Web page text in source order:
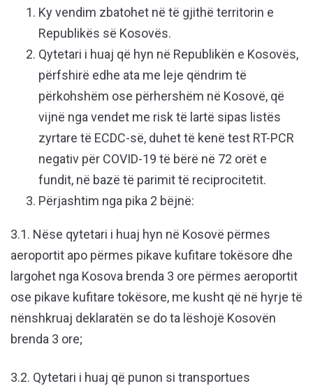
Ky vendim zbatohet në të gjithë territorin e
Republikës së Kosovës.
Qytetari i huaj që hyn në Republikën e Kosovës,
përfshirë edhe ata me leje qëndrim të
përkohshëm ose përhershëm në Kosovë, që
vijnë nga vendet me risk të lartë sipas listës
zyrtare të ECDC-së, duhet­ të kenë test RT-PCR
negativ për COVID-19 të bërë në 72 orët e
fundit, në bazë të parimit të reciprocitetit.
Përjashtim nga pika 2 bëjnë:
3.1. Nëse qytetari i huaj hyn në Kosovë përmes
aeroportit apo përmes pikave kufitare tokësore dhe
largohet nga Kosova brenda 3 ore përmes aeroportit
ose pikave kufitare tokësore, me kusht që në hyrje të
nënshkruaj deklaratën se do ta lëshojë Kosovën
brenda 3 ore;
3.2. Qytetari i huaj që punon si transportues